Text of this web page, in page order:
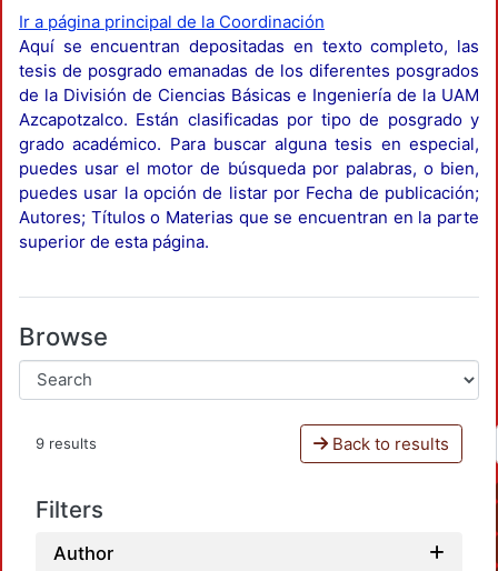
Ir a página principal de la Coordinación
Aquí se encuentran depositadas en texto completo, las
tesis de posgrado emanadas de los diferentes posgrados
de la División de Ciencias Básicas e Ingeniería de la UAM
Azcapotzalco. Están clasificadas por tipo de posgrado y
grado académico. Para buscar alguna tesis en especial,
puedes usar el motor de búsqueda por palabras, o bien,
puedes usar la opción de listar por Fecha de publicación;
Autores; Títulos o Materias que se encuentran en la parte
superior de esta página.
Browse
9 results Back to results
Filters
Author